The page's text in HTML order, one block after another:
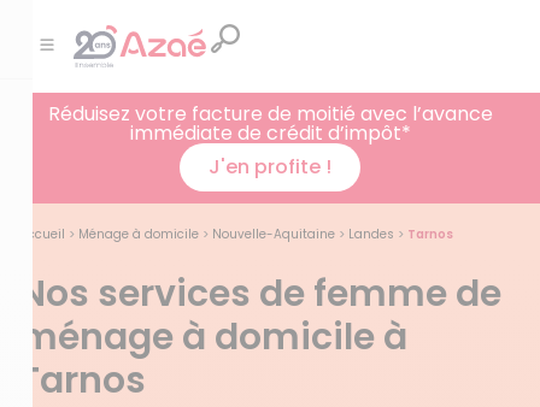
Réduisez votre facture de moitié avec l’avance
immédiate de crédit d’impôt*
J'en profite !
Accueil > Ménage à domicile > Nouvelle-Aquitaine > Landes > Tarnos
Nos services de femme de
ménage à domicile à
Tarnos